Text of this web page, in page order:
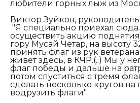
любители горных лыж из
Виктор Зуйков,
"Я специально приехал
осуществить акцию
гору Мусай Четар, на высоту
принять флаг из рук
живет здесь, в КЧР.(..) Мы у
флаг победы и дальше на
потом спуститься с тремя
сделать несколько кругов на
водрузить